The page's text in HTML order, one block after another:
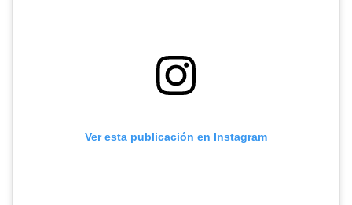
Ver esta publicación en Instagram